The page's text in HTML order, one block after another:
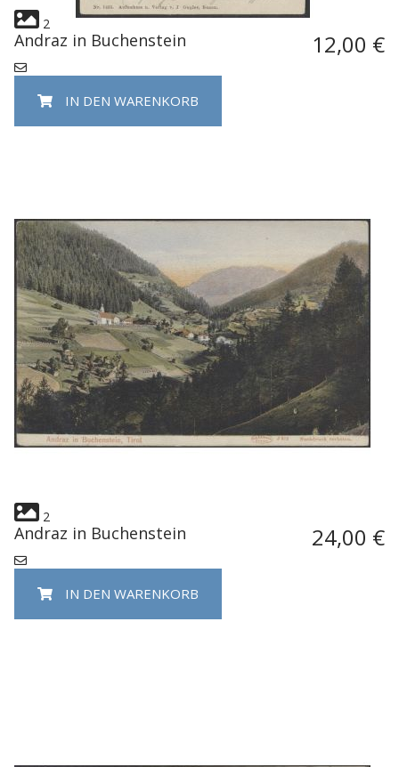
2
Andraz in Buchenstein 12,00 €
IN DEN WARENKORB
2
Andraz in Buchenstein 24,00 €
IN DEN WARENKORB